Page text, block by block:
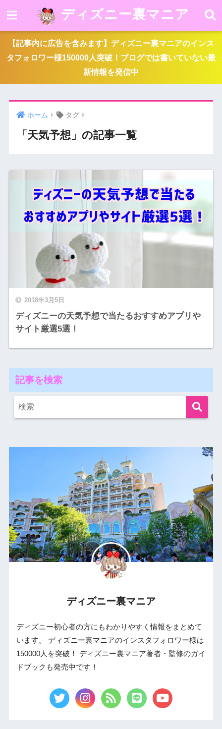
ディズニー裏マニア
【記事内に広告を含みます】ディズニー裏マニアのインス
タフォロワー様150000人突破！ブログでは書いていない最
新情報を発信中
ホーム タグ
「天気予想」の記事一覧
2018年3月5日
ディズニーの天気予想で当たるおすすめアプリや
サイト厳選5選！
記事を検索
ディズニー裏マニア
ディズニー初心者の方にもわかりやすく情報をまとめて
います。 ディズニー裏マニアのインスタフォロワー様は
150000人を突破！ ディズニー裏マニア著者・監修のガイ
ドブックも発売中です！